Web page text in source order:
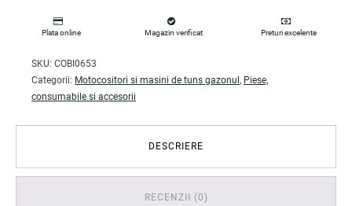
Plata online Magazin verificat Preturi excelente
SKU: COBI0653
Categorii: Motocositori si masini de tuns gazonul , Piese,
consumabile si accesorii
DESCRIERE
RECENZII (0)